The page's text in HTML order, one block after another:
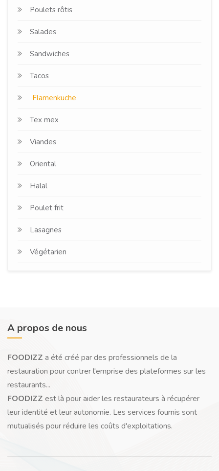
Poulets rôtis
Salades
Sandwiches
Tacos
Flamenkuche
Tex mex
Viandes
Oriental
Halal
Poulet frit
Lasagnes
Végétarien
A propos de nous
FOODIZZ a été créé par des professionnels de la
restauration pour contrer l'emprise des plateformes sur les
restaurants...
FOODIZZ est là pour aider les restaurateurs à récupérer
leur identité et leur autonomie. Les services fournis sont
mutualisés pour réduire les coûts d'exploitations.